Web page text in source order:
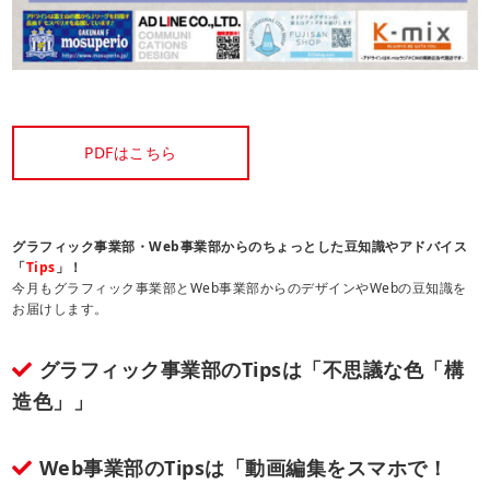
PDFはこちら
グラフィック事業部・Web事業部からのちょっとした豆知識やアドバイス
「Tips 」！
今月もグラフィック事業部とWeb事業部からのデザインやWebの豆知識を
お届けします。
グラフィック事業部のTipsは「不思議な色「構
造色」」
Web事業部のTipsは「動画編集をスマホで！